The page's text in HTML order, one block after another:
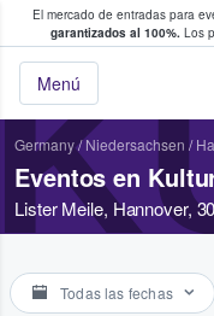
El mercado de entradas para
garantizados al 100%. Los
Menú
y venta de
Germany/Niedersachsen /
Eventos en
Lister Meile, Hannover,
Todas las fechas